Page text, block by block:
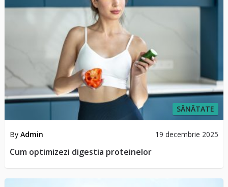
SĂNĂTATE
By Admin 19 decembrie 2025
Cum optimizezi digestia proteinelor